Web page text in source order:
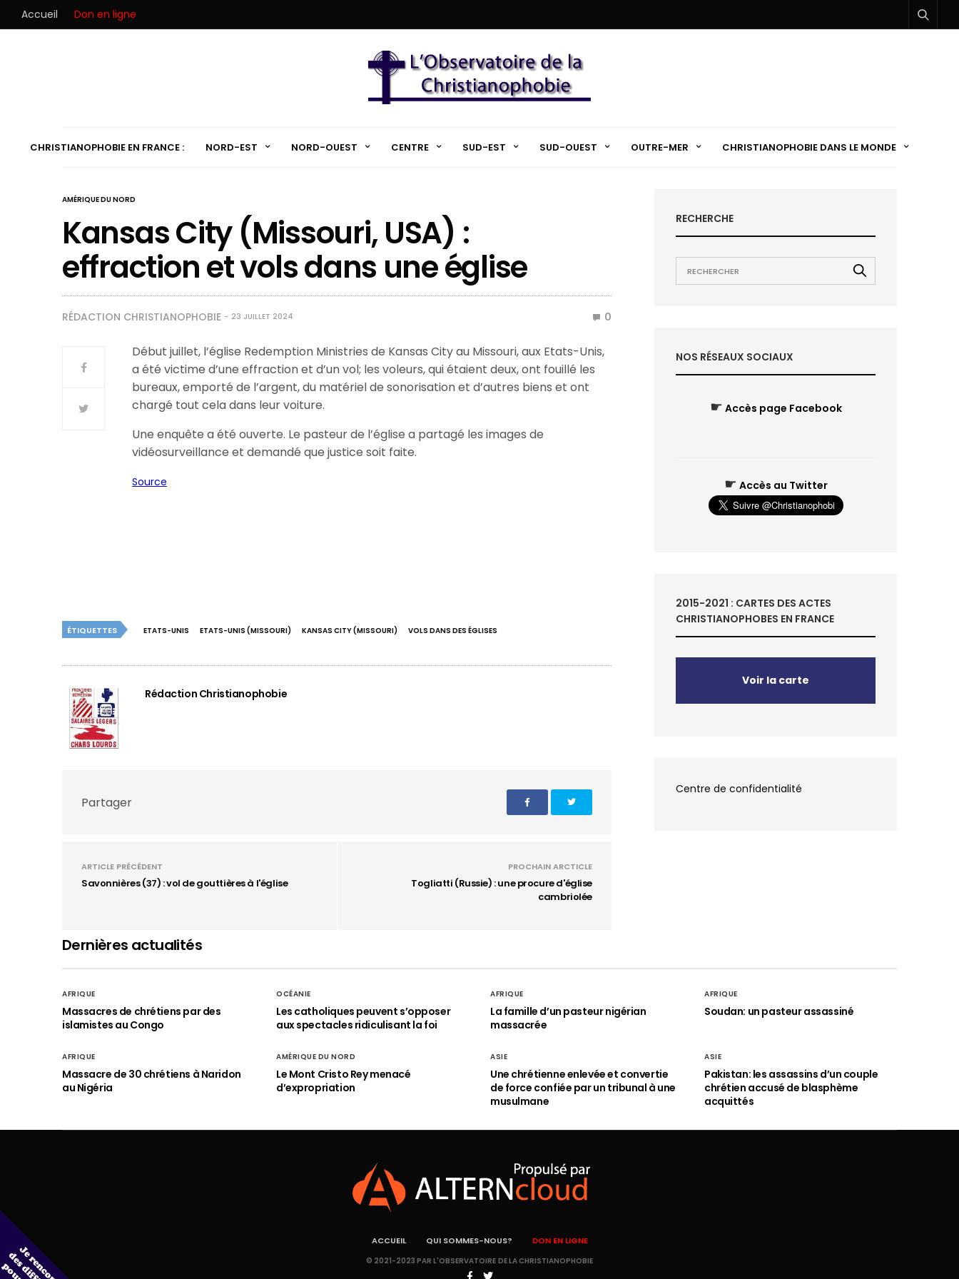
Accueil Don en ligne
CHRISTIANOPHOBIE EN FRANCE : NORD-EST NORD-OUEST CENTRE SUD-EST SUD-OUEST OUTRE-MER CHRISTIANOPHOBIE DANS LE MONDE
AMÉRIQUE DU NORD
Kansas City (Missouri, USA) :
effraction et vols dans une église
RÉDACTION CHRISTIANOPHOBIE 23 JUILLET 2024 0
Début juillet, l’église Redemption Ministries de Kansas City au Missouri, aux Etats-Unis,
a été victime d’une effraction et d’un vol; les voleurs, qui étaient deux, ont fouillé les
bureaux, emporté de l’argent, du matériel de sonorisation et d’autres biens et ont
chargé tout cela dans leur voiture.
Une enquête a été ouverte. Le pasteur de l’église a partagé les images de
vidéosurveillance et demandé que justice soit faite.
Source
ÉTIQUETTES ETATS-UNIS ETATS-UNIS (MISSOURI) KANSAS CITY (MISSOURI) VOLS DANS DES ÉGLISES
Rédaction Christianophobie
Partager
ARTICLE PRÉCÉDENT
Savonnières (37) : vol de gouttières à l'église
PROCHAIN ARCTICLE
Togliatti (Russie) : une procure d'église
cambriolée
RECHERCHE
NOS RÉSEAUX SOCIAUX
☛ Accès page Facebook
☛ Accès au Twitter
2015-2021 : CARTES DES ACTES
CHRISTIANOPHOBES EN FRANCE
Voir la carte
Centre de confidentialité
Dernières actualités
AFRIQUE
Massacres de chrétiens par des
islamistes au Congo
OCÉANIE
Les catholiques peuvent s’opposer
aux spectacles ridiculisant la foi
AFRIQUE
La famille d’un pasteur nigérian
massacrée
AFRIQUE
Soudan: un pasteur assassiné
AFRIQUE
Massacre de 30 chrétiens à Naridon
au Nigéria
AMÉRIQUE DU NORD
Le Mont Cristo Rey menacé
d’expropriation
ASIE
Une chrétienne enlevée et convertie
de force confiée par un tribunal à une
musulmane
ASIE
Pakistan: les assassins d’un couple
chrétien accusé de blasphème
acquittés
ACCUEIL QUI SOMMES-NOUS? DON EN LIGNE
© 2021-2023 PAR L'OBSERVATOIRE DE LA CHRISTIANOPHOBIE